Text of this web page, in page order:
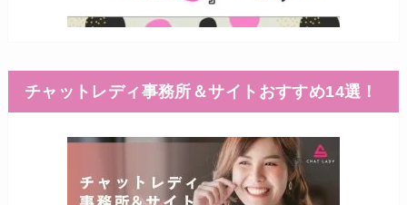
チャットレディ事務所＆サイトおすすめ14選！